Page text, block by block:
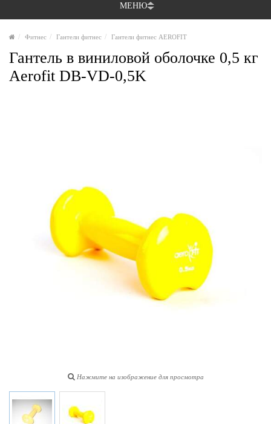
МЕНЮ
Фитнес Гантели фитнес Гантели фитнес AEROFIT
Гантель в виниловой оболочке 0,5 кг
Aerofit DB-VD-0,5K
Нажмите на изображение для просмотра